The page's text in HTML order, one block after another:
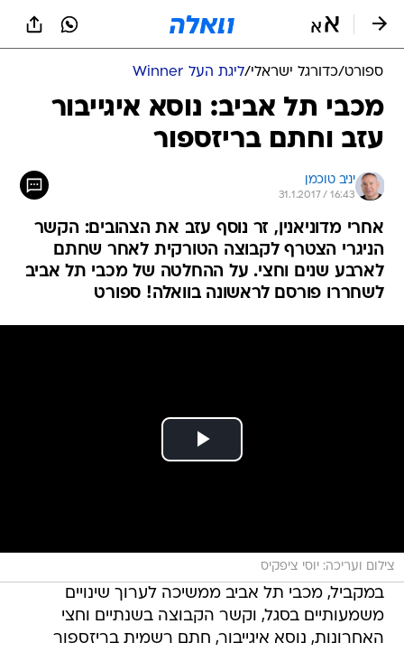
ספורט/כדורגל ישראלי/ליגת העל Winner
מכבי תל אביב: נוסא איגייבור
עזב וחתם בריזספור
יניב טוכמן
31.1.2017 / 16:43
אחרי מדוניאנין, זר נוסף עזב את הצהובים: הקשר
הניגרי הצטרף לקבוצה הטורקית לאחר שחתם
לארבע שנים וחצי. על ההחלטה של מכבי תל אביב
לשחררו פורסם לראשונה בוואלה! ספורט
צילום ועריכה: יוסי ציפקיס
במקביל, מכבי תל אביב ממשיכה לערוך שינויים
משמעותיים בסגל, וקשר הקבוצה בשנתיים וחצי
האחרונות, נוסא איגייבור, חתם רשמית בריזספור